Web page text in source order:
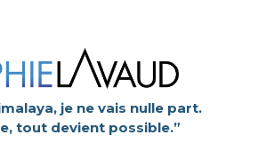
je ne vais nulle part.
tout devient possible.”